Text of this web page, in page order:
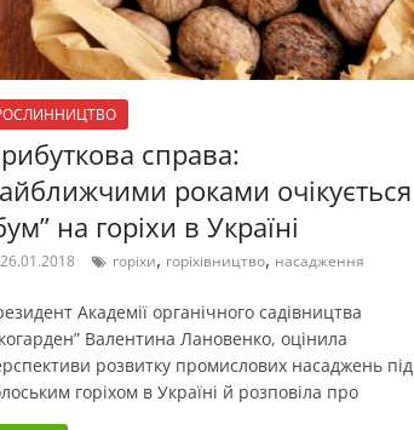
справа:
роками очікується
на горіхи в Україні
26.01.2018 горіхи, горіхівництво, насадження
Академії органічного садівництва
Валентина Лановенко, оцінила
розвитку промислових насаджень під
горіхом в Україні й розповіла про